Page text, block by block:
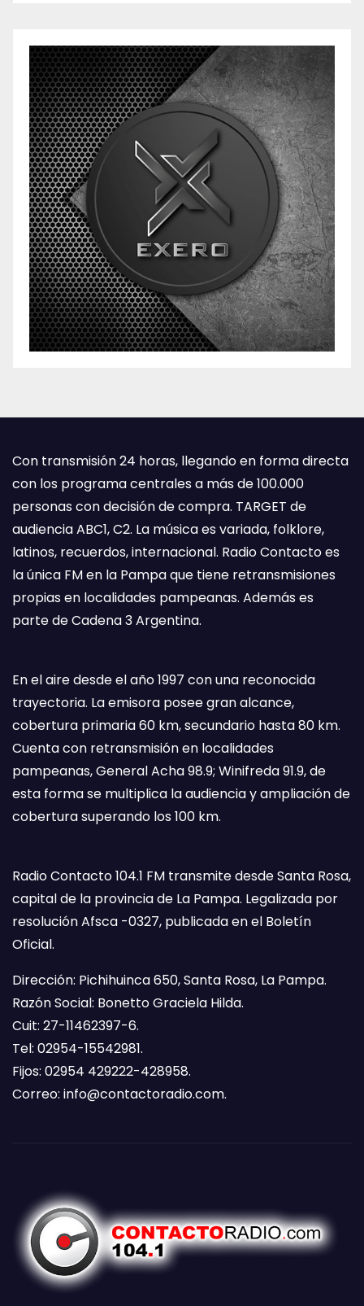
Con transmisión 24 horas, llegando en forma directa
con los programa centrales a más de 100.000
personas con decisión de compra. TARGET de
audiencia ABC1, C2. La música es variada, folklore,
latinos, recuerdos, internacional. Radio Contacto es
la única FM en la Pampa que tiene retransmisiones
propias en localidades pampeanas. Además es
parte de Cadena 3 Argentina.
En el aire desde el año 1997 con una reconocida
trayectoria. La emisora posee gran alcance,
cobertura primaria 60 km, secundario hasta 80 km.
Cuenta con retransmisión en localidades
pampeanas, General Acha 98.9; Winifreda 91.9, de
esta forma se multiplica la audiencia y ampliación de
cobertura superando los 100 km.
Radio Contacto 104.1 FM transmite desde Santa Rosa,
capital de la provincia de La Pampa. Legalizada por
resolución Afsca -0327, publicada en el Boletín
Oficial.
Dirección: Pichihuinca 650, Santa Rosa, La Pampa.
Razón Social: Bonetto Graciela Hilda.
Cuit: 27-11462397-6.
Tel: 02954-15542981.
Fijos: 02954 429222-428958.
Correo: info@contactoradio.com.